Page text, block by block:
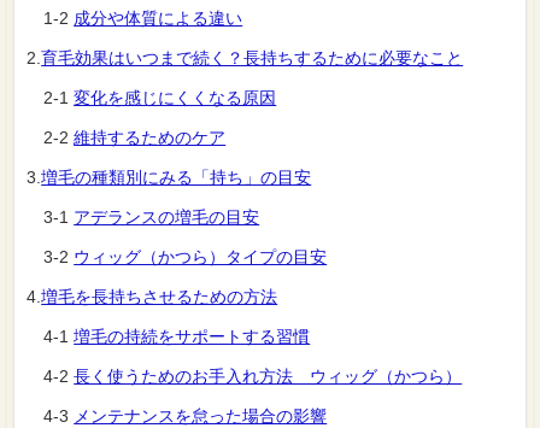
1-2 成分や体質による違い
2.育毛効果はいつまで続く？長持ちするために必要なこと
2-1変化を感じにくくなる原因
2-2維持するためのケア
3.増毛の種類別にみる「持ち」の目安
3-1 アデランスの増毛の目安
3-2 ウィッグ（かつら）タイプの目安
4.増毛を長持ちさせるための方法
4-1増毛の持続をサポートする習慣
4-2長く使うためのお手入れ方法 ウィッグ（かつら）
4-3 メンテナンスを怠った場合の影響